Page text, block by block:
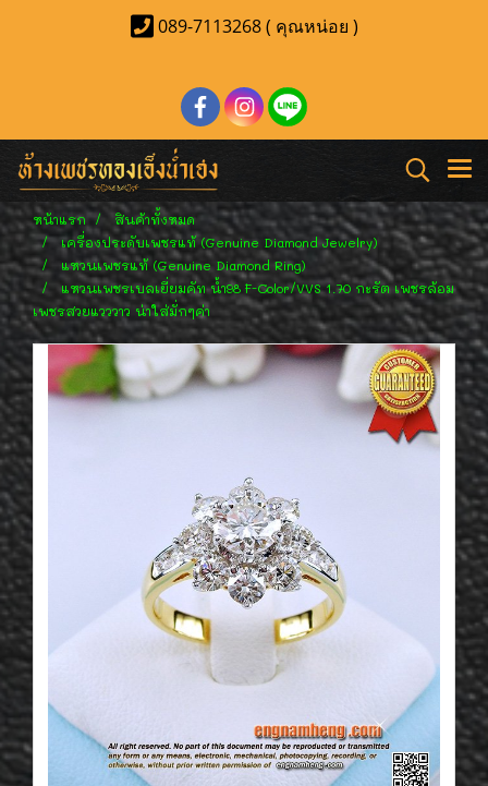
089-7113268 ( คุณหน่อย )
หน้าแรก
สินค้าทั้งหมด
เครื่องประดับเพชรแท้ (Genuine Diamond Jewelry)
แหวนเพชรแท้ (Genuine Diamond Ring)
แหวนเพชรเบลเยี่ยมคัท น้ำ98 F-Color/VVS 1.70 กะรัต เพชรล้อม
เพชรสวยแวววาว น่าใส่มั่กๆค่า